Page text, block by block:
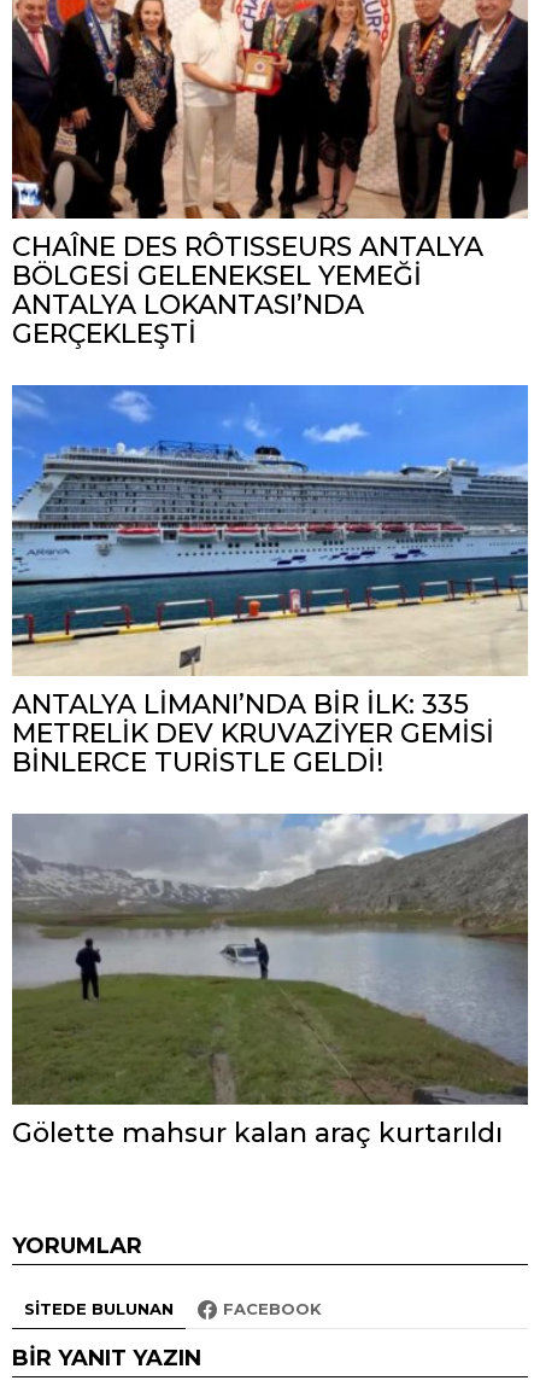
CHAÎNE DES RÔTISSEURS ANTALYA
BÖLGESİ GELENEKSEL YEMEĞİ
ANTALYA LOKANTASI’NDA
GERÇEKLEŞTİ
ANTALYA LİMANI’NDA BİR İLK: 335
METRELİK DEV KRUVAZİYER GEMİSİ
BİNLERCE TURİSTLE GELDİ!
Gölette mahsur kalan araç kurtarıldı
YORUMLAR
SITEDE BULUNAN FACEBOOK
BIR YANIT YAZIN